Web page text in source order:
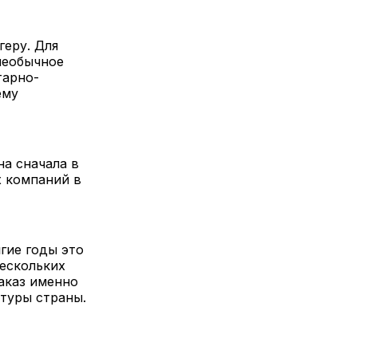
Для
сначала в
компаний в
годы это
именно
страны.